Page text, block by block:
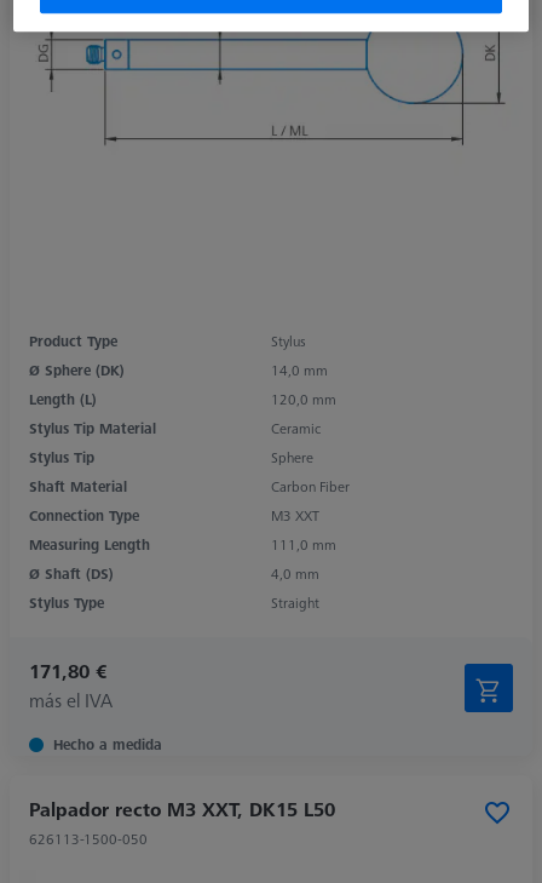
Product Type
Stylus
Ø Sphere (DK)
14,0 mm
Length (L)
120,0 mm
Stylus Tip Material
Ceramic
Stylus Tip
Sphere
Shaft Material
Carbon Fiber
Connection Type
M3 XXT
Measuring Length
111,0 mm
Ø Shaft (DS)
4,0 mm
Stylus Type
Straight
171,80 €
más el IVA
Hecho a medida
Palpador recto M3 XXT, DK15 L50
626113-1500-050